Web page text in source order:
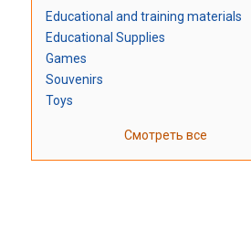
Educational and training materials
Educational Supplies
Games
Souvenirs
Toys
Смотреть все